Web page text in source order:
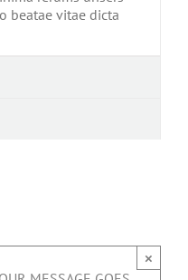
beatae vitae dicta
×